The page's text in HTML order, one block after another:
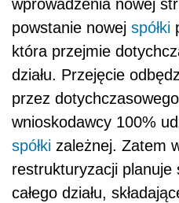
wprowadzenia nowej
powstanie nowej spółki
która przejmie
działu. Przejęcie
przez
wnioskodawcy 100%
spółki zależnej. Zatem
restrukturyzacji planuje
całego działu,